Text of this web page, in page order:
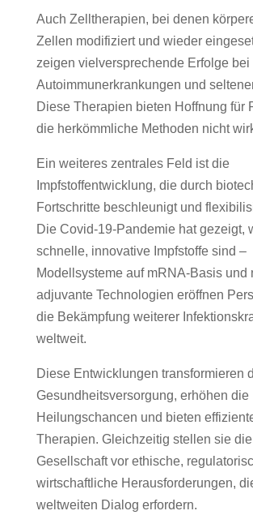
Auch Zelltherapien, bei denen
Zellen modifiziert und wieder
zeigen vielversprechende Erfolge bei
Autoimmunerkrankungen und
Diese Therapien bieten Hoffnung für
die herkömmliche Methoden nicht
Ein weiteres zentrales Feld ist die
Impfstoffentwicklung, die durch
Fortschritte beschleunigt und
Die Covid-19-Pandemie hat gezeigt,
schnelle, innovative Impfstoffe sind –
Modellsysteme auf mRNA-Basis und
adjuvante Technologien eröffnen
die Bekämpfung weiterer
weltweit.
Diese Entwicklungen transformieren
Gesundheitsversorgung, erhöhen die
Heilungschancen und bieten
Therapien. Gleichzeitig stellen sie die
Gesellschaft vor ethische,
wirtschaftliche Herausforderungen,
weltweiten Dialog erfordern.